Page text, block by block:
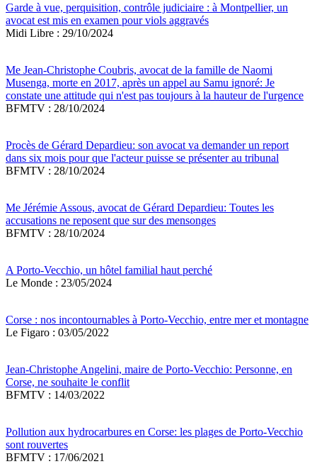
Garde à vue, perquisition, contrôle judiciaire : à Montpellier, un
avocat est mis en examen pour viols aggravés
Midi Libre : 29/10/2024
Me Jean-Christophe Coubris, avocat de la famille de Naomi
Musenga, morte en 2017, après un appel au Samu ignoré: Je
constate une attitude qui n'est pas toujours à la hauteur de l'urgence
BFMTV : 28/10/2024
Procès de Gérard Depardieu: son avocat va demander un report
dans six mois pour que l'acteur puisse se présenter au tribunal
BFMTV : 28/10/2024
Me Jérémie Assous, avocat de Gérard Depardieu: Toutes les
accusations ne reposent que sur des mensonges
BFMTV : 28/10/2024
A Porto-Vecchio, un hôtel familial haut perché
Le Monde : 23/05/2024
Corse : nos incontournables à Porto-Vecchio, entre mer et montagne
Le Figaro : 03/05/2022
Jean-Christophe Angelini, maire de Porto-Vecchio: Personne, en
Corse, ne souhaite le conflit
BFMTV : 14/03/2022
Pollution aux hydrocarbures en Corse: les plages de Porto-Vecchio
sont rouvertes
BFMTV : 17/06/2021